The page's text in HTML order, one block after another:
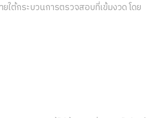
ต้กระบวนการตรวจสอบที่เข้มงวด โดย